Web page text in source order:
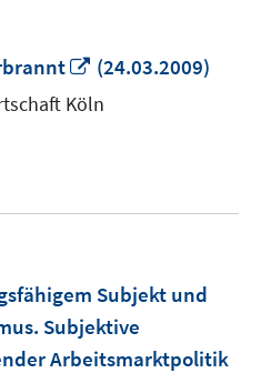
In
Fenster
(24.03.2009)
Köln
Subjekt und
Subjektive
Arbeitsmarktpolitik